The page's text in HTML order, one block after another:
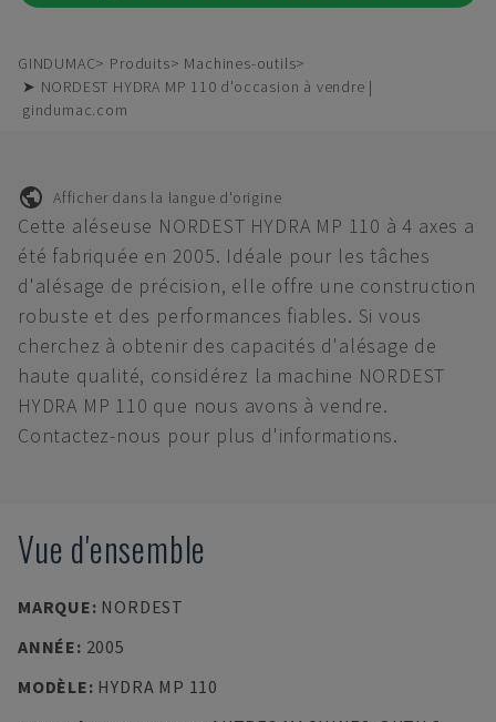
GINDUMAC Produits
Machines-outils
➤ NORDEST HYDRA MP 110 d'occasion à vendre |
gindumac.com
Afficher dans la langue d'origine
Cette aléseuse NORDEST HYDRA MP 110 à 4 axes a
été fabriquée en 2005. Idéale pour les tâches
d'alésage de précision, elle offre une construction
robuste et des performances fiables. Si vous
cherchez à obtenir des capacités d'alésage de
haute qualité, considérez la machine NORDEST
HYDRA MP 110 que nous avons à vendre.
Contactez-nous pour plus d'informations.
Vue d'ensemble
MARQUE: NORDEST
ANNÉE: 2005
MODÈLE: HYDRA MP 110